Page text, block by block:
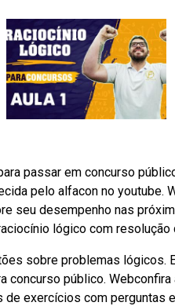
passar em concurso
pelo alfacon no
seu desempenho nas
lógico com
sobre problemas
concurso público.
de exercícios com perguntas